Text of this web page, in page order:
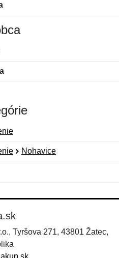
Nohavice
*
*
Tyršova 271, 43801 Žatec,